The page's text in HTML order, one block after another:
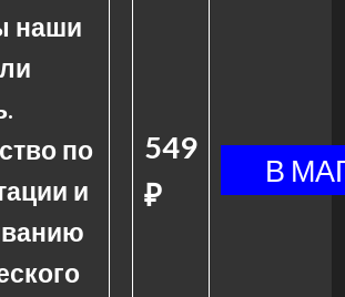
наши
по
и
549
₽